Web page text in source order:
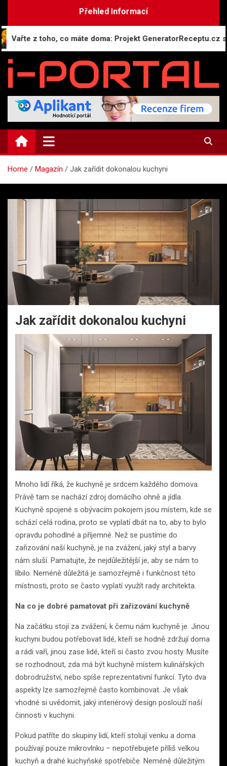
content
Přehled Informací
z toho, co máte doma: Projekt GeneratorReceptu.cz spouští
i-PORTAL.CZ
Public relations | Informační portál
Home Magazín Jak zařídit dokonalou kuchyni
Jak zařídit dokonalou kuchyni
Mnoho lidí říká, že kuchyně je srdcem každého domova.
Právě tam se nachází zdroj domácího ohně a jídla.
Kuchyně spojené s obývacím pokojem jsou místem, kde se
schází celá rodina, proto se vyplatí dbát na to, aby to bylo
opravdu pohodlné a příjemné. Než se pustíme do
zařizování naší kuchyně, je na zvážení, jaký styl a barvy
nám sluší. Pamatujte, že nejdůležitější je, aby se nám to
líbilo. Neméně důležitá je samozřejmě i funkčnost této
místnosti, proto se často vyplatí využít rady architekta.
Na co je dobré pamatovat při zařizování kuchyně
Na začátku stojí za zvážení, k čemu nám kuchyně je. Jinou
kuchyni budou potřebovat lidé, kteří se hodně zdržují doma
a rádi vaří, jinou zase lidé, kteří si často zvou hosty. Musíte
se rozhodnout, zda má být kuchyně místem kulinářských
dobrodružství, nebo spíše reprezentativní funkcí. Tyto dva
aspekty lze samozřejmě často kombinovat. Je však
vhodné si uvědomit, jaký interiérový design poslouží naší
činnosti v kuchyni.
Pokud patříte do skupiny lidí, kteří stolují venku a doma
používají pouze mikrovlnku – nepotřebujete příliš velkou
kuchyň a drahé kuchyňské spotřebiče. Neméně důležitým